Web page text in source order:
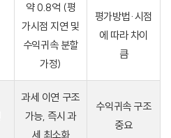
약 0.8억 (평
가시점 지연 및
수익귀속 분할
가정)
평가방법·시점
에 따라 차이
큼
과세 이연 구조
가능, 즉시 과
세 최소화
수익귀속 구조
중요